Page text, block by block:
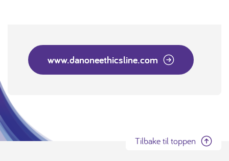
www.danoneethicsline.com
Tilbake til toppen